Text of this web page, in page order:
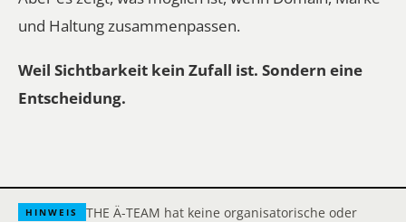
und Haltung zusammenpassen.
Weil Sichtbarkeit kein Zufall ist. Sondern eine
Entscheidung.
HINWEIS
THE Ä-TEAM hat keine organisatorische oder